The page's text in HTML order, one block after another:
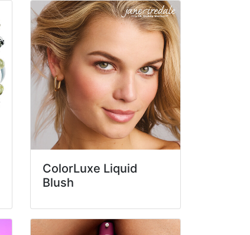
ColorLuxe Liquid
Blush